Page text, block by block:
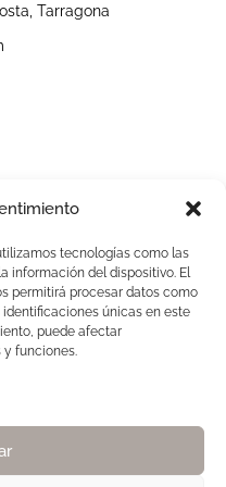
tecnologías como las
información del dispositivo. El
permitirá procesar datos como
únicas en este
puede afectar
funciones.
Tarragona